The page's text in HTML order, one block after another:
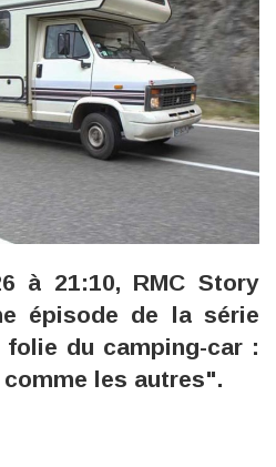
à 21:10, RMC Story
épisode de la série
du camping-car :
les autres".